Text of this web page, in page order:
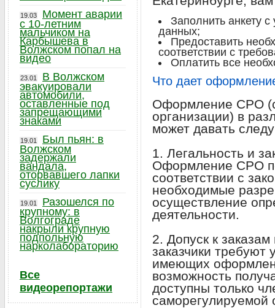
Заполнить анкету
данных;
Предоставить
соответствии с
Оплатить все
Что дает
Оформление СРО
организации) в
может давать
1. Легальность и
Оформление СРО
соответствии с
необходимые
осуществление
деятельности.
2. Допуск к
заказчики требуют
имеющих
возможность
доступны только
саморегулируемой
19.03
Момент аварии
с 10-летним
мальчиком на
Карбышева в
Волжском попал на
видео
23.01
В Волжском
эвакуировали
автомобили,
оставленные под
запрещающими
знаками
19.01
Был пьян: в
Волжском
задержали
вандала,
оторвавшего лапки
суслику
19.01
Разошелся по
крупному: в
Волгограде
накрыли крупную
подпольную
нарколабораторию
Все
видеорепортажи